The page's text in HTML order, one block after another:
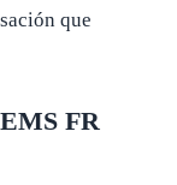
que
FR